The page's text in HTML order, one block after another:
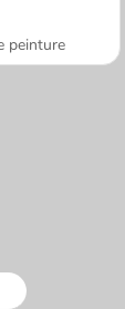
peinture